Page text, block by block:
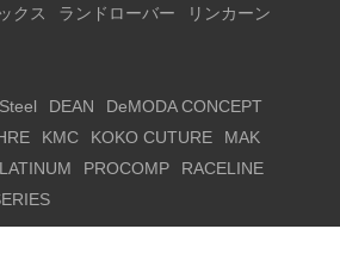
クス ランドローバー
リンカーン
DEAN
DeMODA CONCEPT
KMC KOKO CUTURE
MAK
PROCOMP
RACELINE